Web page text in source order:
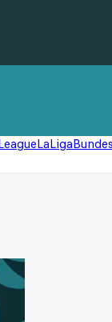
LaLiga